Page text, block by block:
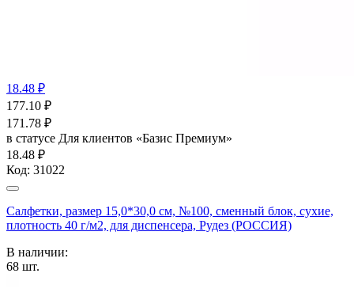
18.48 ₽
177.10 ₽
171.78 ₽
в статусе Для клиентов «Базис Премиум»
18.48 ₽
Код: 31022
Салфетки, размер 15,0*30,0 см, №100, сменный блок, сухие,
плотность 40 г/м2, для диспенсера, Рудез (РОССИЯ)
В наличии:
68 шт.